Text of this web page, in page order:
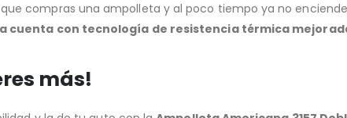
compras una ampolleta y al poco tiempo ya no
cuenta con tecnología de resistencia térmica
más!